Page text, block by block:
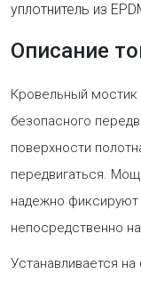
уплотнитель из
Описание
Кровельный
безопасного
поверхности
передвигаться.
надежно
непосредственно
Устанавливается